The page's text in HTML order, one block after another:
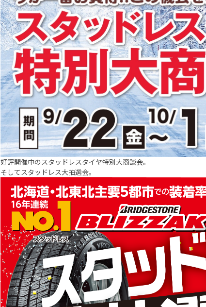
好評開催中のスタッドレスタイヤ特別大商談会。
そしてスタッドレス大抽選会。